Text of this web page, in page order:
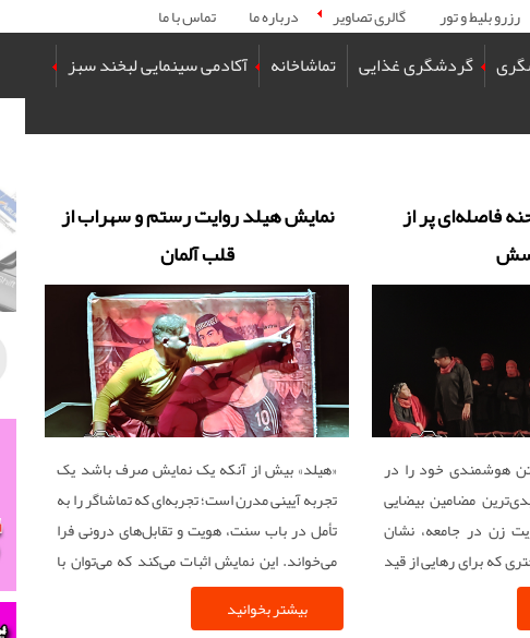
رزرو بلیط و تور گالری تصاویر درباره ما تماس با ما
گردشگری غذایی تماشاخانه
آکادمی سینمایی لبخند سبز
فاصله‌ای پر از
هوشمندی خود را در
مضامین بیضایی
زن در جامعه، نشان
که برای رهایی از قید
استعاره‌ای قدرتمند
اجتماعی است.
نمایش هیلد روایت رستم و سهراب از
قلب آلمان
«هیلد» بیش از آنکه یک نمایش صرف باشد یک
تجربه آیینی مدرن است؛ تجربه‌ای که تماشاگر را به
تأمل در باب سنت، هویت و تقابل‌های درونی فرا
می‌خواند. این نمایش اثبات می‌کند که می‌توان با
تکیه بر ریشه‌ها زبانی، راهی برای گفت‌وگو با انسان
امروز یافت.
بیشتر بخوانید